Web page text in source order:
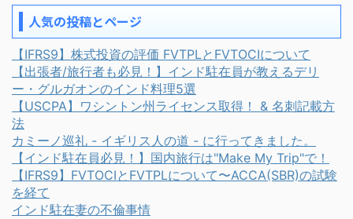
人気の投稿とページ
【IFRS9】株式投資の評価 FVTPLとFVTOCIについて
【出張者/旅行者も必見！】インド駐在員が教えるデリ
ー・グルガオンのインド料理5選
【USCPA】ワシントン州ライセンス取得！ & 名刺記載方
法
カミーノ巡礼 - イギリス人の道 - に行ってきました。
【インド駐在員必見！】国内旅行は"Make My Trip"で！
【IFRS9】FVTOCIとFVTPLについて〜ACCA(SBR)の試験
を経て
インド駐在妻の不倫事情